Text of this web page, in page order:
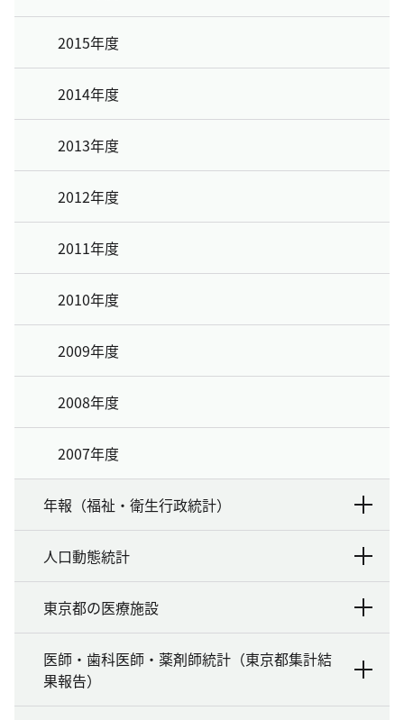
2015年度
2014年度
2013年度
2012年度
2011年度
2010年度
2009年度
2008年度
2007年度
年報（福祉・衛生行政統計）
人口動態統計
東京都の医療施設
医師・歯科医師・薬剤師統計（東京都集計結
果報告）